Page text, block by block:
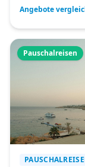
Angebote
Pauschalreisen